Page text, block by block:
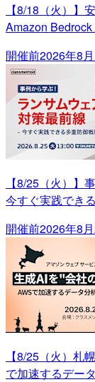
【8/18（火）】
Amazon
開催前2026年8
【8/25（火）】
今すぐ実践でき
開催前2026年8
【8/25（火）札
で加速するデー